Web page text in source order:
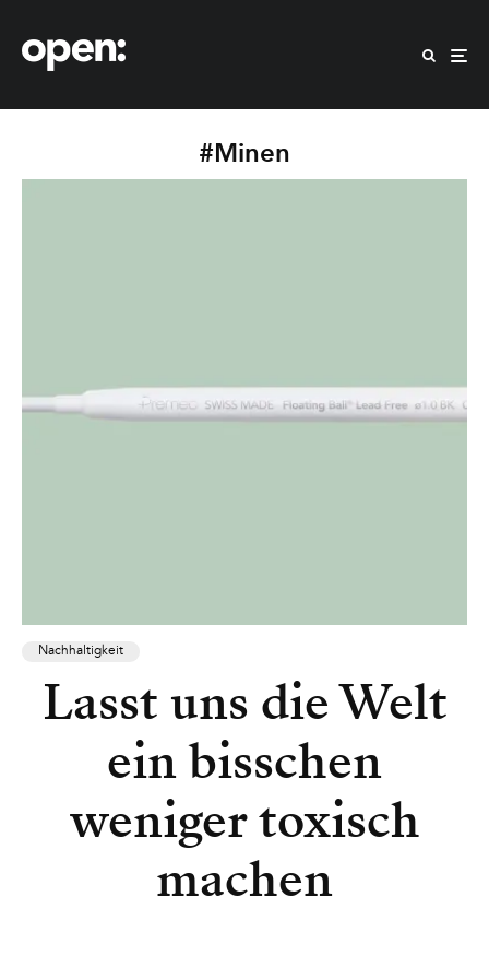
#Minen
Nachhaltigkeit
Lasst uns die Welt
ein bisschen
weniger toxisch
machen